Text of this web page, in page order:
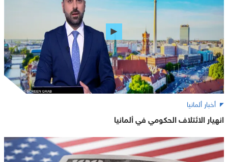
أخبار ألمانيا
انهيار الائتلاف الحكومي في ألمانيا